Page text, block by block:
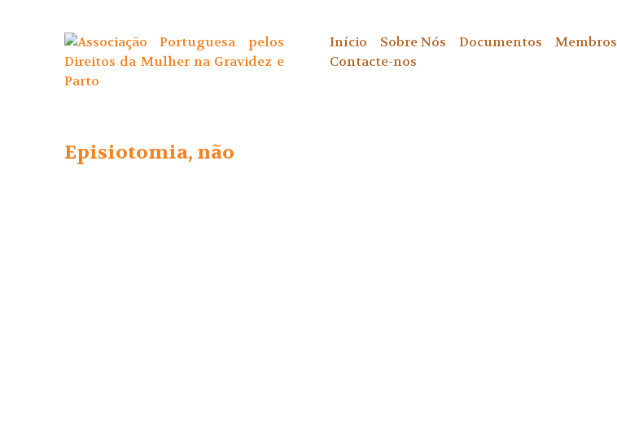
Início Sobre Nós Documentos Membros
Contacte-nos
Episiotomia, não